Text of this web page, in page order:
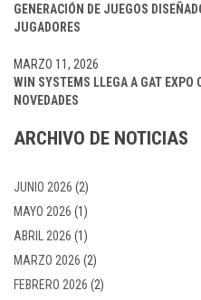
GENERACIÓN DE JUEGOS
JUGADORES
WIN SYSTEMS LLEGA A GAT EXPO
NOVEDADES
MARZO 11, 2026
ARCHIVO DE NOTICIAS
JUNIO 2026 (2)
MAYO 2026 (1)
ABRIL 2026 (1)
MARZO 2026 (2)
FEBRERO 2026 (2)